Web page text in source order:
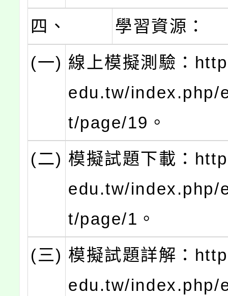
四、
學習資源：
(一) 線上模擬測驗：
edu.tw/index.php/
t/page/19。
(二) 模擬試題下載：
edu.tw/index.php/
t/page/1。
(三) 模擬試題詳解：
edu.tw/index.php/